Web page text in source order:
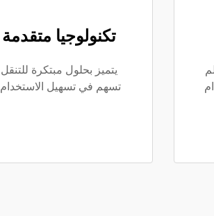
تكنولوجيا متقدمة
يتميز بحلول مبتكرة للتنقل
تسهم في تسهيل